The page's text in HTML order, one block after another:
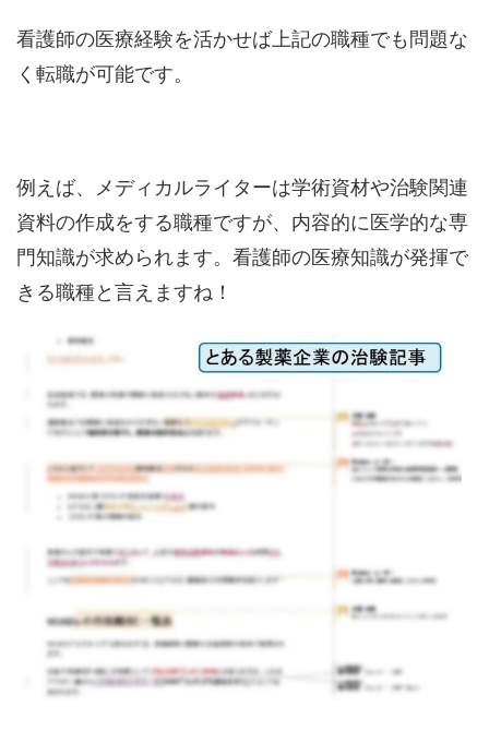
看護師の医療経験を活かせば上記の職種でも問題な
く転職が可能です。
例えば、メディカルライターは学術資材や治験関連
資料の作成をする職種ですが、内容的に医学的な専
門知識が求められます。看護師の医療知識が発揮で
きる職種と言えますね！